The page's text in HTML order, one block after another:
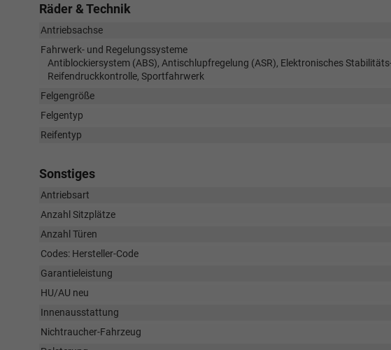
Räder & Technik
Antriebsachse
Fahrwerk- und Regelungssysteme
Antiblockiersystem (ABS), Antischlupfregelung (ASR), Elektronisches
Reifendruckkontrolle, Sportfahrwerk
Felgengröße
Felgentyp
Reifentyp
Sonstiges
Antriebsart
Anzahl Sitzplätze
Anzahl Türen
Codes: Hersteller-Code
Garantieleistung
HU/AU neu
Innenausstattung
Nichtraucher-Fahrzeug